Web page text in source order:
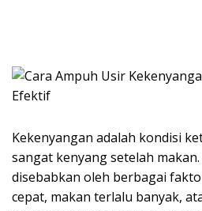
Kekenyangan adalah kondisi
sangat kenyang setelah
disebabkan oleh berbagai
cepat, makan terlalu banyak,